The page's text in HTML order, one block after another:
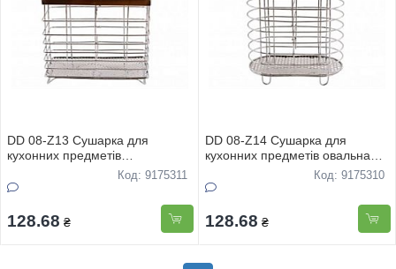
DD 08-Z13 Сушарка для
кухонних предметiв
прямокутна 15*17смКод: 9175311
128.68 ₴
DD 08-Z14 Сушарка для
кухонних предметiв овальна
Код: 9175310
128.68 ₴